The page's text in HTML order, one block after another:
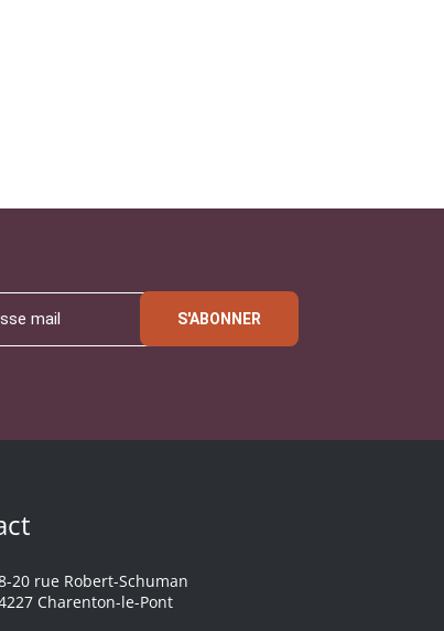
S'ABONNER
20 rue Robert-Schuman
Charenton-le-Pont